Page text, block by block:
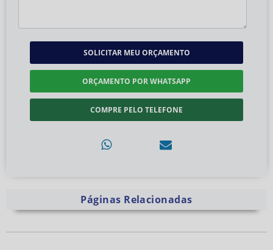
SOLICITAR MEU ORÇAMENTO
ORÇAMENTO POR WHATSAPP
COMPRE PELO TELEFONE
Páginas Relacionadas